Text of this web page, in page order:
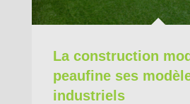
La construction
peaufine ses
industriels